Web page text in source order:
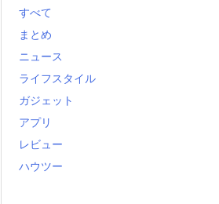
すべて
まとめ
ニュース
ライフスタイル
ガジェット
アプリ
レビュー
ハウツー